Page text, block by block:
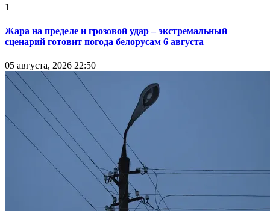
1
Жара на пределе и грозовой удар – экстремальный
сценарий готовит погода белорусам 6 августа
05 августа, 2026 22:50